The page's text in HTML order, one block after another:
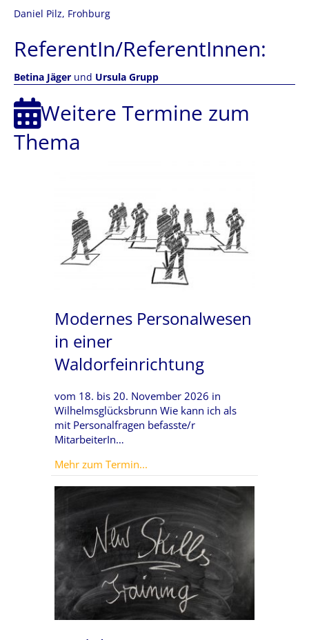
Daniel Pilz, Frohburg
ReferentIn/ReferentInnen:
Betina Jäger und Ursula Grupp
Weitere Termine zum
Thema
Modernes Personalwesen
in einer
Waldorfeinrichtung
vom 18. bis 20. November 2026 in
Wilhelmsglücksbrunn Wie kann ich als
mit Personalfragen befasste/r
MitarbeiterIn…
Mehr zum Termin...